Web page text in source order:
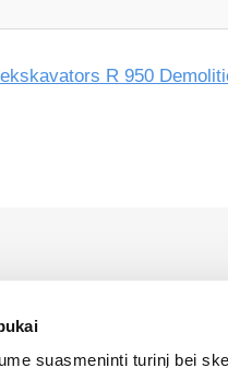
suasmeninti turinį bei
R 950
Latvijas teritorijā.
SĪKDATŅU IZMANTOŠANA